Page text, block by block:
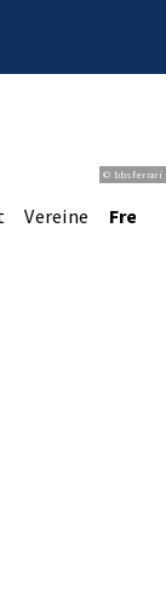
© bbsferrari
Vereine